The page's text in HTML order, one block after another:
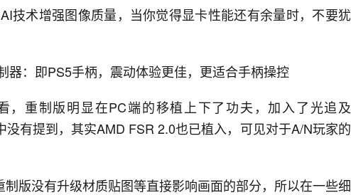
技术增强图像质量，当你觉得显卡性能还有余量时，不要犹
器：即PS5手柄，震动体验更佳，更适合手柄操控
，重制版明显在PC端的移植上下了功夫，加入了光追及
没有提到，其实AMD FSR 2.0也已植入，可见对于A/N玩家的
版没有升级材质贴图等直接影响画面的部分，所以在一些细